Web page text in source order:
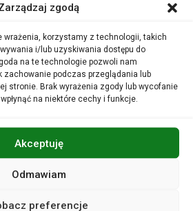
zgodą
wrażenia, korzystamy z technologii, takich
i/lub uzyskiwania dostępu do
na te technologie pozwoli nam
zachowanie podczas przeglądania lub
stronie. Brak wyrażenia zgody lub wycofanie
na niektóre cechy i funkcje.
Akceptuję
Odmawiam
preferencje
Akademii Muzycznej im.
w klasie prof.
Zdobywca nagród i wyróżnień
w Dusznikach-Zdroju (2002), w
Sztuki Wokalnej im. Ady
w finale Międzynarodowego
Darclée w Rumunii (2003)
Międzynarodowego Konkursu
Moniuszki w Warszawie (2004).
Teatru Wielkiego Opery
Macieja Prusa pod batutą